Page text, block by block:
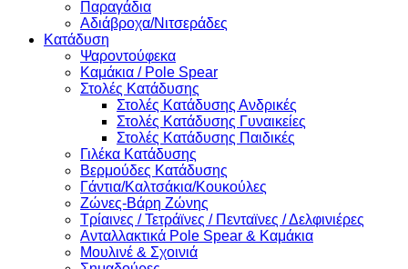
Παραγάδια
Αδιάβροχα/Νιτσεράδες
Κατάδυση
Ψαροντούφεκα
Καμάκια / Pole Spear
Στολές Κατάδυσης
Στολές Κατάδυσης Ανδρικές
Στολές Κατάδυσης Γυναικείες
Στολές Κατάδυσης Παιδικές
Γιλέκα Κατάδυσης
Βερμούδες Κατάδυσης
Γάντια/Καλτσάκια/Κουκούλες
Ζώνες-Βάρη Ζώνης
Τρίαινες / Τετράϊνες / Πενταϊνες / Δελφινιέρες
Ανταλλακτικά Pole Spear & Καμάκια
Μουλινέ & Σχοινιά